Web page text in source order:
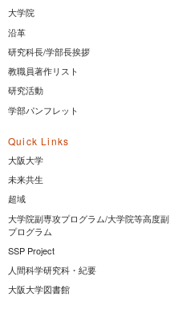
大学院
沿革
研究科長/学部長挨拶
教職員著作リスト
研究活動
学部パンフレット
Quick Links
大阪大学
未来共生
超域
大学院副専攻プログラム/大学院等高度副
プログラム
SSP Project
人間科学研究科・紀要
大阪大学図書館